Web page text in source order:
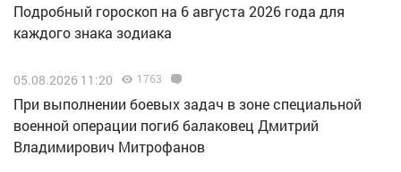
Подробный гороскоп на 6 августа 2026 года для
каждого знака зодиака
05.08.2026 11:20 1763
При выполнении боевых задач в зоне специальной
военной операции погиб балаковец Дмитрий
Владимирович Митрофанов